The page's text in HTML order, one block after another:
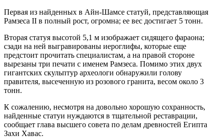
Первая из найденных в Айн-Шамсе статуй, представляющая
Рамзеса II в полный рост, огромна; ее вес достигает 5 тонн.
Вторая статуя высотой 5,1 м изображает сидящего фараона;
сзади на ней выгравированы иероглифы, которые еще
предстоит прочитать специалистам, а на правой стороне
вырезаны три печати с именем Рамзеса. Помимо этих двух
гигантских скульптур археологи обнаружили голову
правителя, высеченную из розового гранита, весом около 3
тонн.
К сожалению, несмотря на довольно хорошую сохранность,
найденные статуи нуждаются в тщательной реставрации,
сообщает глава высшего совета по делам древностей Египта
Захи Хавас.